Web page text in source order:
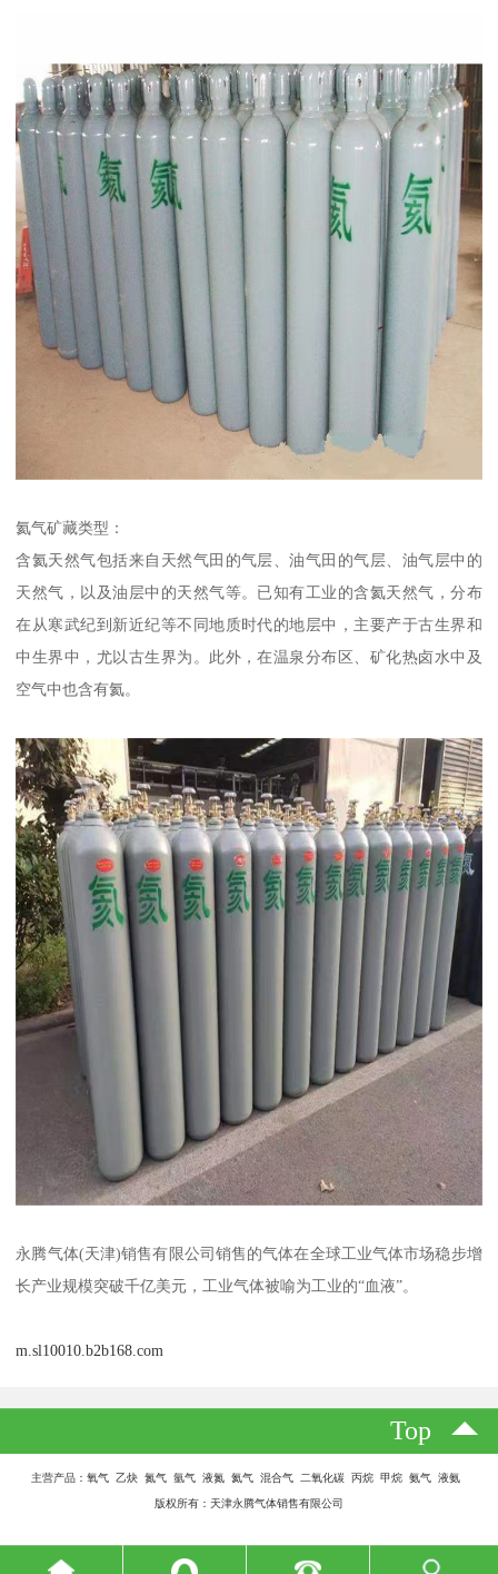
氦气矿藏类型：
含氦天然气包括来自天然气田的气层、油气田的气层、油气层中的
天然气，以及油层中的天然气等。已知有工业的含氦天然气，分布
在从寒武纪到新近纪等不同地质时代的地层中，主要产于古生界和
中生界中，尤以古生界为。此外，在温泉分布区、矿化热卤水中及
空气中也含有氦。
永腾气体(天津)销售有限公司销售的气体在全球工业气体市场稳步增
长产业规模突破千亿美元，工业气体被喻为工业的“血液”。
m.sl10010.b2b168.com
Top
主营产品：氧气 乙炔 氮气 氩气 液氮 氦气 混合气 二氧化碳 丙烷 甲烷 氨气 液氨
版权所有：天津永腾气体销售有限公司